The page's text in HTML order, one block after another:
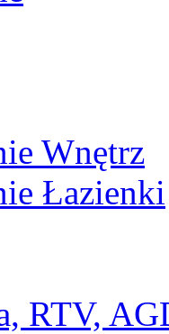
Wnętrz
Łazienki
RTV,